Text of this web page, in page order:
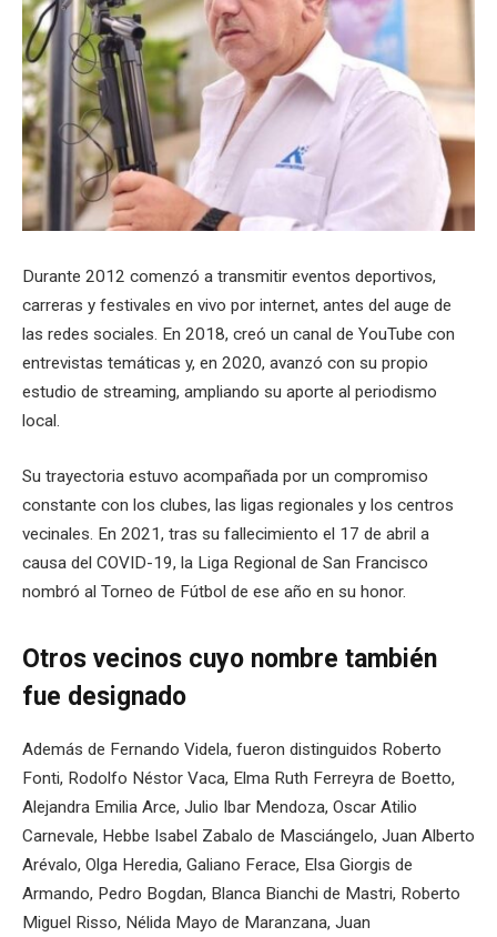
Durante 2012 comenzó a transmitir eventos deportivos,
carreras y festivales en vivo por internet, antes del auge de
las redes sociales. En 2018, creó un canal de YouTube con
entrevistas temáticas y, en 2020, avanzó con su propio
estudio de streaming, ampliando su aporte al periodismo
local.
Su trayectoria estuvo acompañada por un compromiso
constante con los clubes, las ligas regionales y los centros
vecinales. En 2021, tras su fallecimiento el 17 de abril a
causa del COVID-19, la Liga Regional de San Francisco
nombró al Torneo de Fútbol de ese año en su honor.
Otros vecinos cuyo nombre también
fue designado
Además de Fernando Videla, fueron distinguidos Roberto
Fonti, Rodolfo Néstor Vaca, Elma Ruth Ferreyra de Boetto,
Alejandra Emilia Arce, Julio Ibar Mendoza, Oscar Atilio
Carnevale, Hebbe Isabel Zabalo de Masciángelo, Juan Alberto
Arévalo, Olga Heredia, Galiano Ferace, Elsa Giorgis de
Armando, Pedro Bogdan, Blanca Bianchi de Mastri, Roberto
Miguel Risso, Nélida Mayo de Maranzana, Juan